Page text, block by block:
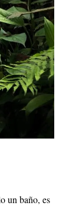
un baño, es